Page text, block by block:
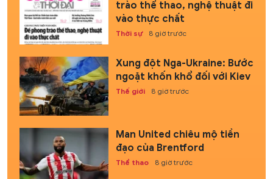
trào thể thao, nghệ thuật đi
vào thực chất
Thời sự 8 giờ trước
Xung đột Nga-Ukraine: Bước
ngoặt khốn khổ đối với Kiev
Thế giới 8 giờ trước
Man United chiêu mộ tiền
đạo của Brentford
Thể thao 8 giờ trước